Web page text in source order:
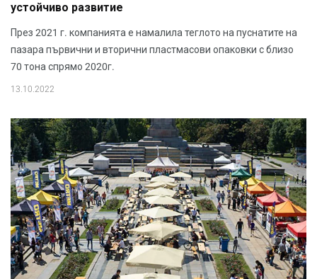
устойчиво развитие
През 2021 г. компанията е намалила теглото на пуснатите на
пазара първични и вторични пластмасови опаковки с близо
70 тона спрямо 2020г.
13.10.2022